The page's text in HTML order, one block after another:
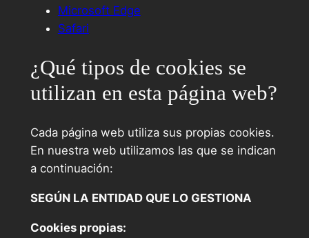
Microsoft Edge
Safari
¿Qué tipos de cookies se
utilizan en esta página web?
Cada página web utiliza sus propias cookies.
En nuestra web utilizamos las que se indican
a continuación:
SEGÚN LA ENTIDAD QUE LO GESTIONA
Cookies propias: